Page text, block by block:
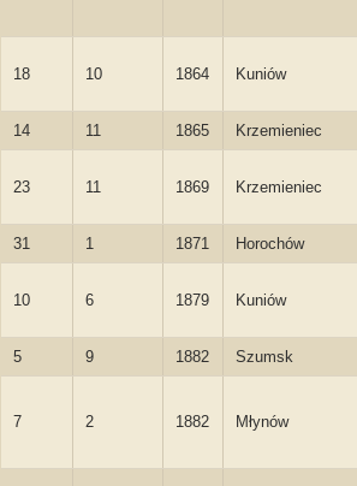
18 10 1864 Kuniów
14 11 1865 Krzemieniec
23 11 1869 Krzemieniec
31 1 1871 Horochów
10 6 1879 Kuniów
5 9 1882 Szumsk
7 2 1882 Młynów